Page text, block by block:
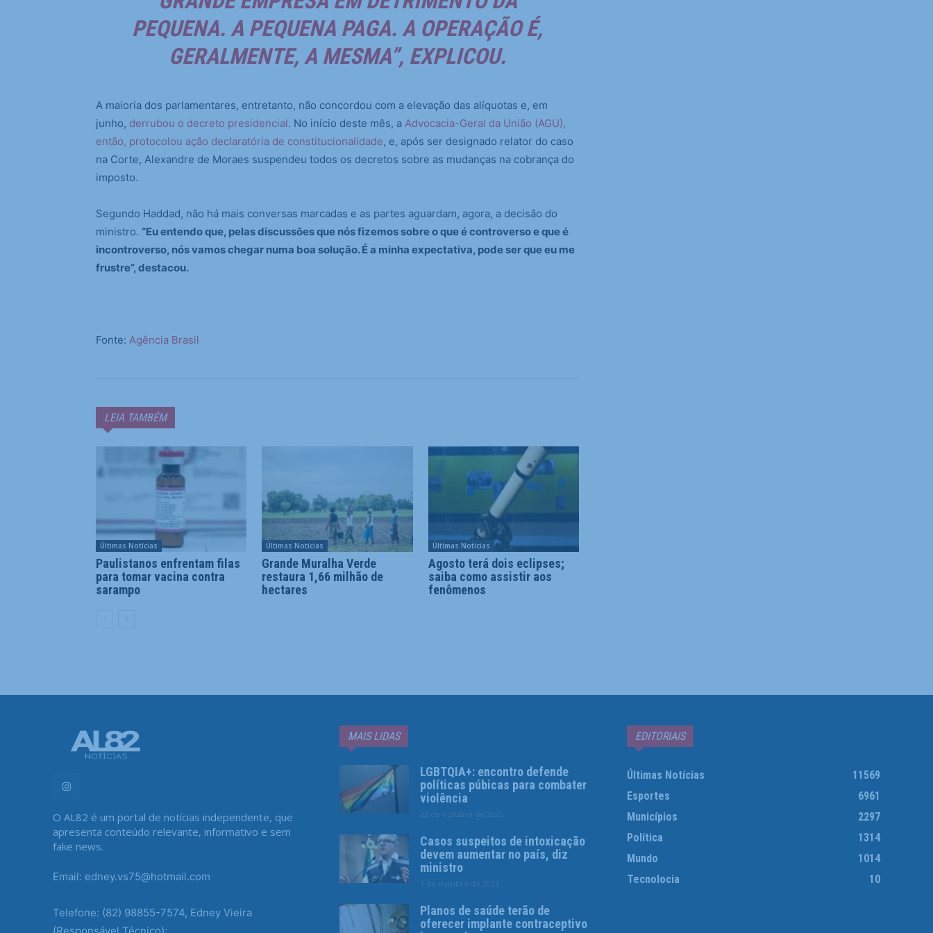
PEQUENA. A PEQUENA PAGA. A OPERAÇÃO É,
GERALMENTE, A MESMA”, EXPLICOU.
A maioria dos parlamentares, entretanto, não concordou com a elevação das alíquotas e, em
junho, derrubou o decreto presidencial. No início deste mês, a Advocacia-Geral da União (AGU),
então, protocolou ação declaratória de constitucionalidade, e, após ser designado relator do caso
na Corte, Alexandre de Moraes suspendeu todos os decretos sobre as mudanças na cobrança do
imposto.
Segundo Haddad, não há mais conversas marcadas e as partes aguardam, agora, a decisão do
ministro. “Eu entendo que, pelas discussões que nós fizemos sobre o que é controverso e que é
incontroverso, nós vamos chegar numa boa solução. É a minha expectativa, pode ser que eu me
frustre”, destacou.
Fonte: Agência Brasil
LEIA TAMBÉM
Últimas Notícias
Paulistanos enfrentam filas
para tomar vacina contra
sarampo
Últimas Notícias
Grande Muralha Verde
restaura 1,66 milhão de
hectares
Últimas Notícias
Agosto terá dois eclipses;
saiba como assistir aos
fenômenos
O AL82 é um portal de notícias independente, que
apresenta conteúdo relevante, informativo e sem
fake news.
Email: edney.vs75@hotmail.com
Telefone: (82) 98855-7574, Edney Vieira
MAIS LIDAS
LGBTQIA+: encontro defende
políticas púbicas para combater
violência
22 de outubro de 2025
Casos suspeitos de intoxicação
devem aumentar no país, diz
ministro
1 de outubro de 2025
Planos de saúde terão de
oferecer implante contraceptivo
EDITORIAIS
Últimas Notícias
11569
Esportes
6961
Municípios
2297
Política
1314
Mundo
1014
Tecnolocia
10